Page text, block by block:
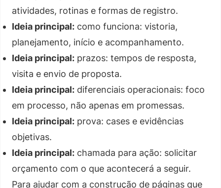
atividades, rotinas e formas de registro.
Ideia principal: como funciona: vistoria,
planejamento, início e acompanhamento.
Ideia principal: prazos: tempos de resposta,
visita e envio de proposta.
Ideia principal: diferenciais operacionais: foco
em processo, não apenas em promessas.
Ideia principal: prova: cases e evidências
objetivas.
Ideia principal: chamada para ação: solicitar
orçamento com o que acontecerá a seguir.
Para ajudar com a construção de páginas que